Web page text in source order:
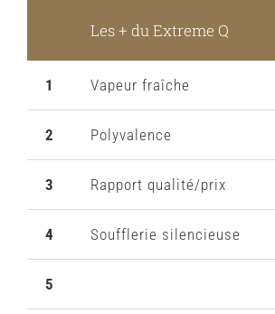
Les + du Extreme Q
1 Vapeur fraîche
2 Polyvalence
3 Rapport qualité/prix
4 Soufflerie silencieuse
5